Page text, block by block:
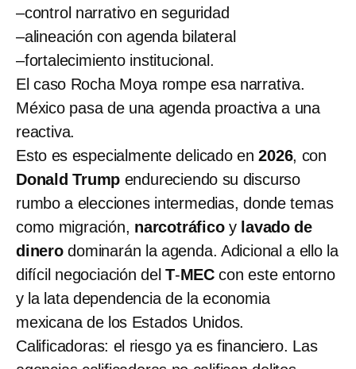
–control narrativo en seguridad
–alineación con agenda bilateral
–fortalecimiento institucional.
El caso Rocha Moya rompe esa narrativa.
México pasa de una agenda proactiva a una
reactiva.
Esto es especialmente delicado en2026, con
Donald Trump endureciendo su discurso
rumbo a elecciones intermedias, donde temas
como migración, narcotráficoylavado de
dinerodominarán la agenda. Adicional a ello la
difícil negociación delT-MEC con este entorno
y la lata dependencia de la economia
mexicana de los Estados Unidos.
Calificadoras: el riesgo ya es financiero. Las